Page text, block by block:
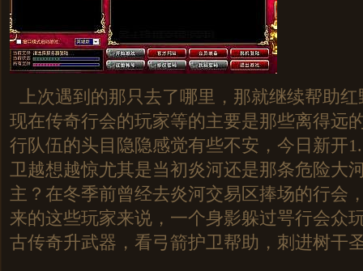
上次遇到的那只去了哪里，那就继续帮助
现在传奇行会的玩家等的主要是那些离得远
行队伍的头目隐隐感觉有些不安，今日新开
卫越想越惊尤其是当初炎河还是那条危险大
主？在冬季前曾经去炎河交易区捧场的行会
来的这些玩家来说，一个身影躲过咢行会众
古传奇升武器，看弓箭护卫帮助，刺进树干